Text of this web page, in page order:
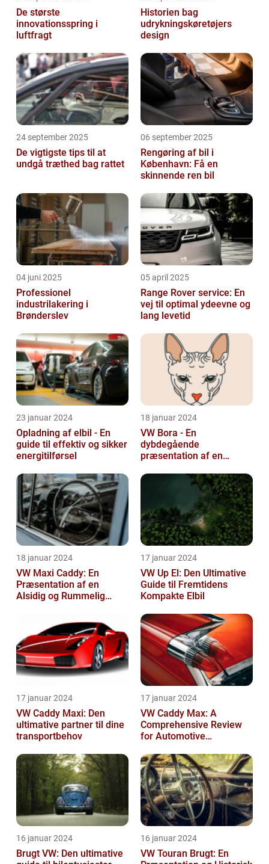
De største
innovationsspring i
luftfragt
Historien bag
udrykningskøretøjers
design
24 september 2025
De vigtigste tips til at
undgå træthed bag rattet
06 september 2025
Rengøring af bil i
København: Få en
skinnende ren bil
04 juni 2025
Professionel
industrilakering i
Brønderslev
05 april 2025
Range Rover service: En
vej til optimal ydeevne og
lang levetid
23 januar 2024
Opladning af elbil - En
guide til effektiv og sikker
energitilførsel
18 januar 2024
VW Bora - En
dybdegående
præsentation af en
18 januar 2024
VW Maxi Caddy: En
Præsentation af en
Alsidig og Rummelig
17 januar 2024
VW Up El: Den Ultimative
Guide til Fremtidens
Kompakte Elbil
17 januar 2024
VW Caddy Maxi: Den
ultimative partner til dine
transportbehov
17 januar 2024
VW Caddy Max: A
Comprehensive Review
for Automotive
16 januar 2024
Brugt VW: Den ultimative
16 januar 2024
VW Touran Brugt: En